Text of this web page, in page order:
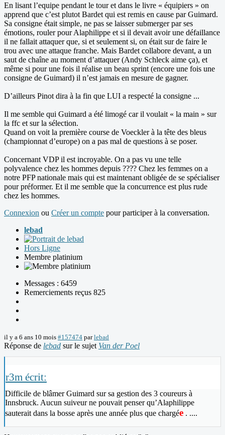
En lisant l’equipe pendant le tour et dans le livre « équipiers » on
apprend que c’est plutot Bardet qui est remis en cause par Guimard.
Sa consigne était simple, ne pas se laisser submerger par ses
émotions, rouler pour Alaphilippe et si il devait avoir une défaillance
il ne fallait attaquer que, si et seulement si, on était sur de faire le
trou avec une attaque franche. Mais Bardet collabore devant, a un
saut de chaîne au moment d’attaquer (Andy Schleck aime ça), et
même si pour une fois il réalise un beau sprint (encore une fois une
consigne de Guimard) il n’est jamais en mesure de gagner.
D’ailleurs Pinot dira à la fin que LUI a respecté la consigne ...
Il me semble qui Guimard a été limogé car il voulait « la main » sur
la ffc et sur la sélection.
Quand on voit la première course de Voeckler à la tête des bleus
(championnat d’europe) on a pas mal de questions à se poser.
Concernant VDP il est incroyable. On a pas vu une telle
polyvalence chez les hommes depuis ???? Chez les femmes on a
notre PFP nationale mais qui est maintenant obligée de se spécialiser
pour préformer. Et il me semble que la concurrence est plus rude
chez les hommes.
Connexion ou Créer un compte pour participer à la conversation.
lebad
Hors Ligne
Membre platinium
Messages : 6459
Remerciements reçus 825
il y a 6 ans 10 mois #157474 parlebad
Réponse de lebad sur le sujet Van der Poel
r3m écrit:
Difficile de blâmer Guimard sur sa gestion des 3 coureurs à
Innsbruck. Aucun suiveur ne pouvait penser qu’Alaphilippe
sauterait dans la bosse après une année plus que chargée . ....